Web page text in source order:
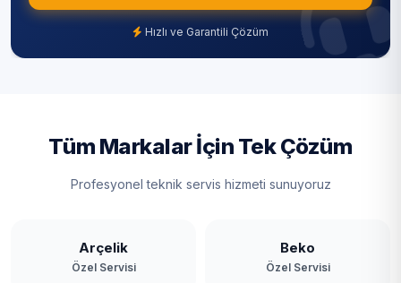
Hızlı ve Garantili Çözüm
Tüm Markalar İçin Tek Çözüm
Profesyonel teknik servis hizmeti sunuyoruz
Arçelik
Özel Servisi
Beko
Özel Servisi